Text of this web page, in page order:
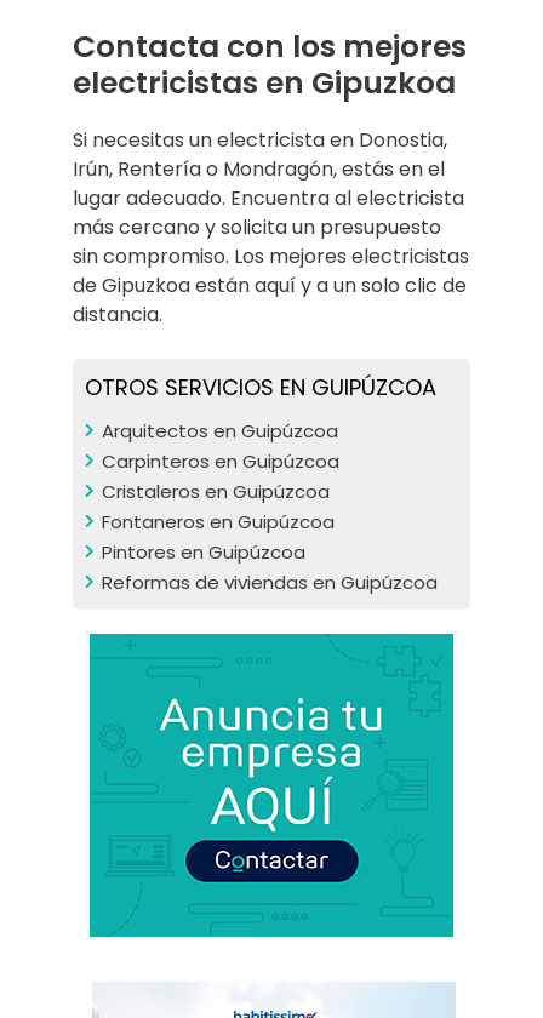
Contacta con los mejores
electricistas en Gipuzkoa
Si necesitas un electricista en Donostia,
Irún, Rentería o Mondragón, estás en el
lugar adecuado. Encuentra al electricista
más cercano y solicita un presupuesto
sin compromiso. Los mejores electricistas
de Gipuzkoa están aquí y a un solo clic de
distancia.
OTROS SERVICIOS EN GUIPÚZCOA
Arquitectos en Guipúzcoa
Carpinteros en Guipúzcoa
Cristaleros en Guipúzcoa
Fontaneros en Guipúzcoa
Pintores en Guipúzcoa
Reformas de viviendas en Guipúzcoa